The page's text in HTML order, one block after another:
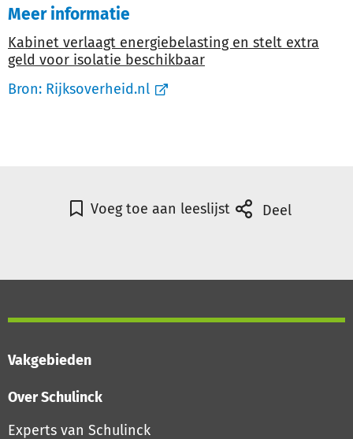
Meer informatie
Kabinet verlaagt energiebelasting en stelt extra
geld voor isolatie beschikbaar
Bron: Rijksoverheid.nl
Voeg toe aan leeslijst Deel
Vakgebieden
Over Schulinck
Experts van Schulinck